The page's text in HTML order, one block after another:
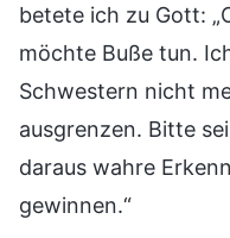
betete ich zu Gott:
möchte Buße tun.
Schwestern nicht
ausgrenzen. Bitte
daraus wahre
gewinnen.“